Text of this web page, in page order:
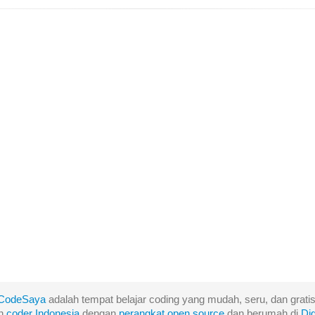
adalah tempat belajar coding yang mudah, seru, dan